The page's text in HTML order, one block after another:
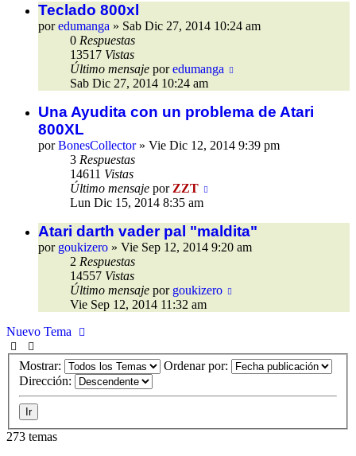
Teclado 800xl
poredumanga » Sab Dic 27, 2014 10:24 am
0 Respuestas
13517 Vistas
Último mensaje poredumanga
Sab Dic 27, 2014 10:24 am
Una Ayudita con un problema de Atari
800XL
porBonesCollector» Vie Dic 12, 2014 9:39 pm
3 Respuestas
14611 Vistas
Último mensaje por ZZT
Lun Dic 15, 2014 8:35 am
Atari darth vader pal "maldita"
por goukizero » Vie Sep 12, 2014 9:20 am
2 Respuestas
14557 Vistas
Último mensaje por goukizero
Vie Sep 12, 2014 11:32 am
Nuevo Tema
Mostrar:
Ordenar por:
Dirección:
273 temas